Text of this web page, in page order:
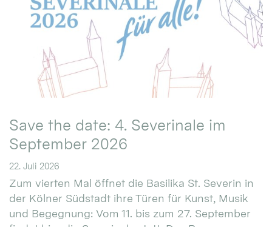
Save the date: 4. Severinale im
September 2026
22. Juli 2026
Zum vierten Mal öffnet die Basilika St. Severin in
der Kölner Südstadt ihre Türen für Kunst, Musik
und Begegnung: Vom 11. bis zum 27. September